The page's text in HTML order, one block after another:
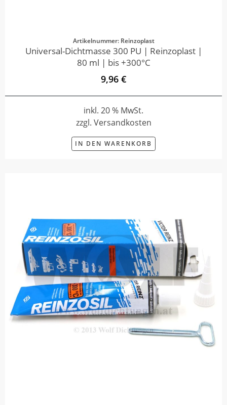
Artikelnummer: Reinzoplast
Universal-Dichtmasse 300 PU | Reinzoplast |
80 ml | bis +300°C
9,96 €
inkl. 20 % MwSt.
zzgl. Versandkosten
IN DEN WARENKORB